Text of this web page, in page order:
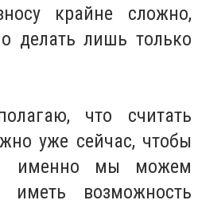
крайне сложно,
делать лишь только
что считать
уже сейчас, чтобы
именно мы можем
возможность